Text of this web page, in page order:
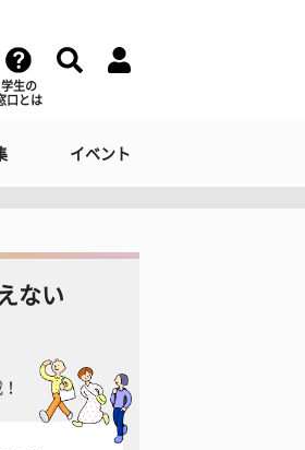
学生の
口とは
イベント
ない